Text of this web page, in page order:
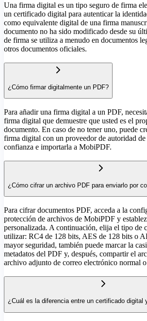
Una firma digital es un tipo seguro de firma
un certificado digital para autenticar la
como equivalente digital de una firma
documento no ha sido modificado desde su
de firma se utiliza a menudo en documentos
otros documentos oficiales.
¿Cómo firmar digitalmente un PDF?
Para añadir una firma digital a un PDF,
firma digital que demuestre que usted es el
documento. En caso de no tener uno, puede
firma digital con un proveedor de autoridad
confianza e importarla a MobiPDF.
¿Cómo cifrar un archivo PDF para enviarlo por
Para cifrar documentos PDF, acceda a la
protección de archivos de MobiPDF y
personalizada. A continuación, elija el tipo de
utilizar: RC4 de 128 bits, AES de 128 bits o
mayor seguridad, también puede marcar la
metadatos del PDF y, después, compartir el
archivo adjunto de correo electrónico normal
¿Cuál es la diferencia entre un certificado digital